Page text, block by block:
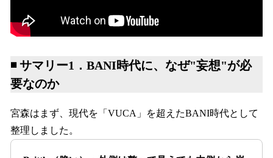
◾️ サマリー1．BANI時代に、なぜ"妄想"が必
要なのか
宮森はまず、現代を「VUCA」を超えたBANI時代として
整理しました。